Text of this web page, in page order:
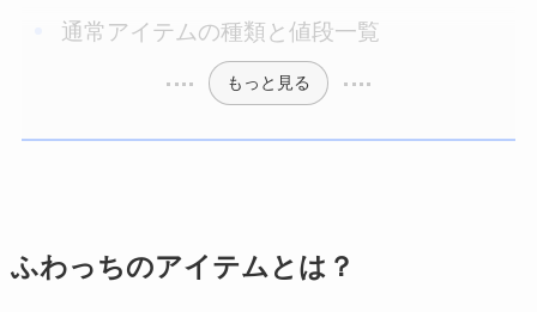
通常アイテムの種類と値段一覧
もっと見る
ふわっちのアイテムとは？